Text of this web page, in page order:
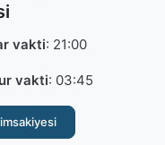
vakti: 21:00
vakti: 03:45